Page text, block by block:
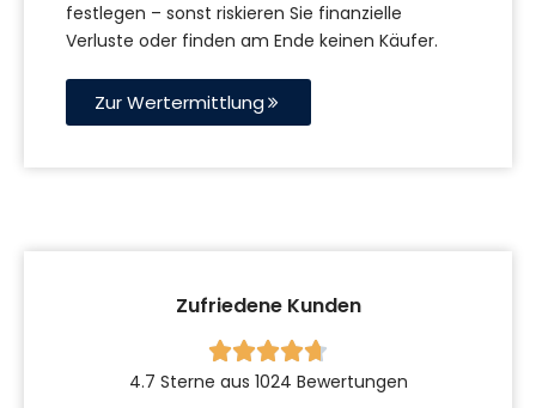
festlegen – sonst riskieren Sie finanzielle
Verluste oder finden am Ende keinen Käufer.
Zur Wertermittlung
Zufriedene Kunden

4.7 Sterne aus 1024 Bewertungen